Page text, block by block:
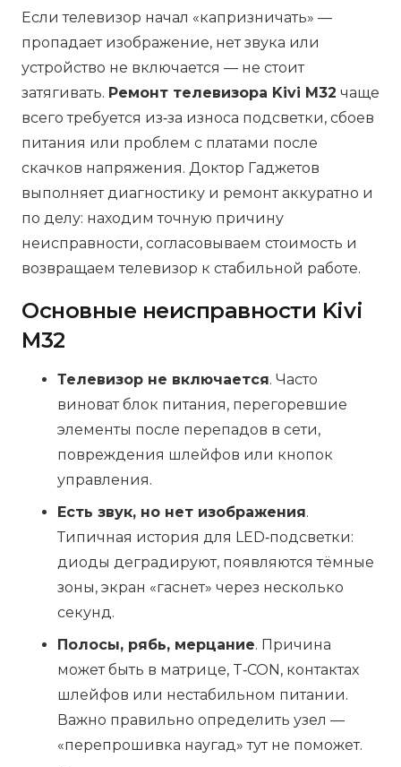
Если телевизор начал «капризничать» —
пропадает изображение, нет звука или
устройство не включается — не стоит
затягивать. Ремонт телевизора Kivi M32 чаще
всего требуется из‑за износа подсветки, сбоев
питания или проблем с платами после
скачков напряжения. Доктор Гаджетов
выполняет диагностику и ремонт аккуратно и
по делу: находим точную причину
неисправности, согласовываем стоимость и
возвращаем телевизор к стабильной работе.
Основные неисправности Kivi
M32
Телевизор не включается. Часто
виноват блок питания, перегоревшие
элементы после перепадов в сети,
повреждения шлейфов или кнопок
управления.
Есть звук, но нет изображения.
Типичная история для LED‑подсветки:
диоды деградируют, появляются тёмные
зоны, экран «гаснет» через несколько
секунд.
Полосы, рябь, мерцание. Причина
может быть в матрице, T‑CON, контактах
шлейфов или нестабильном питании.
Важно правильно определить узел —
«перепрошивка наугад» тут не поможет.